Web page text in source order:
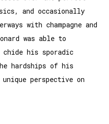
and occasionally
with champagne and
was able to
chide his sporadic
hardships of his
perspective on